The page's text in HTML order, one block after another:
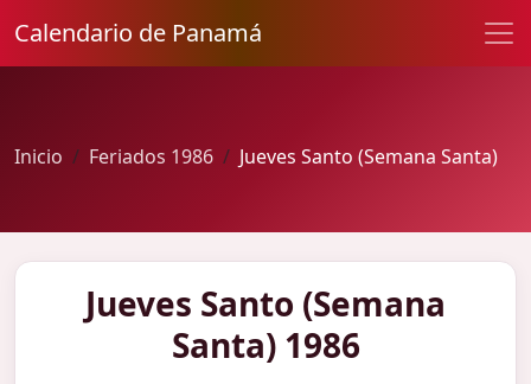
Calendario de Panamá
Inicio Feriados 1986 Jueves Santo (Semana Santa)
Jueves Santo (Semana
Santa) 1986